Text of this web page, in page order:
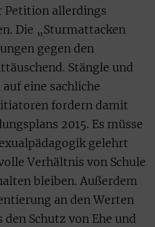
Petition allerdings
Die „Sturmattacken
gegen den
Stängle und
eine sachliche
fordern damit
2015. Es müsse
gelehrt
Verhältnis von Schule
bleiben. Außerdem
an den Werten
den Schutz von Ehe und